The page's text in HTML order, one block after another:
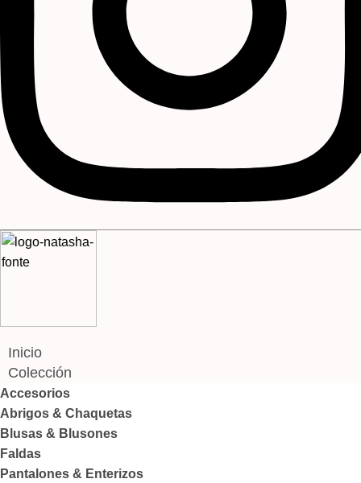
Inicio
Colección
Accesorios
Abrigos & Chaquetas
Blusas & Blusones
Faldas
Pantalones & Enterizos